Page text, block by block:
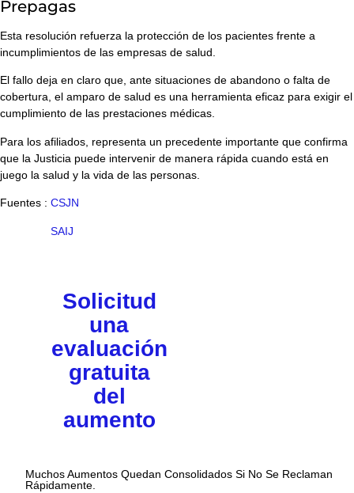
Prepagas
Esta resolución refuerza la protección de los pacientes frente a
incumplimientos de las empresas de salud.
El fallo deja en claro que, ante situaciones de abandono o falta de
cobertura, el amparo de salud es una herramienta eficaz para exigir el
cumplimiento de las prestaciones médicas.
Para los afiliados, representa un precedente importante que confirma
que la Justicia puede intervenir de manera rápida cuando está en
juego la salud y la vida de las personas.
Fuentes : CSJN
SAIJ
Solicitud
una
evaluación
gratuita
del
aumento
Muchos Aumentos Quedan Consolidados Si No Se Reclaman
Rápidamente.